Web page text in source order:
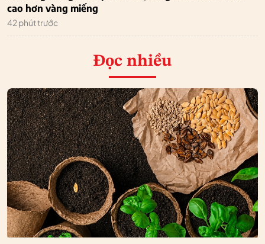
cao hơn vàng miếng
42 phút trước
Đọc nhiều